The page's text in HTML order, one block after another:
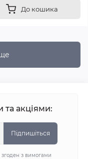
До кошика
та акціями:
Підпишіться
згоден з вимогами